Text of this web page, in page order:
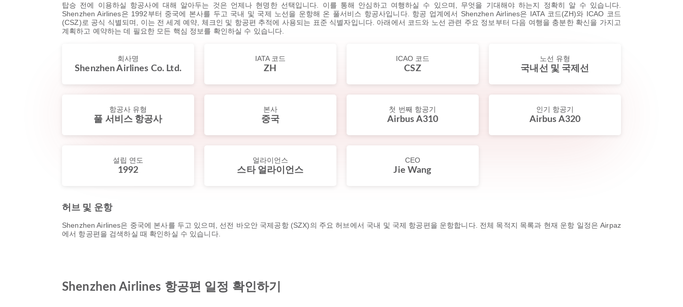
탑승 전에 이용하실 항공사에 대해 알아두는 것은 언제나 현명한 선택입니다. 이를 통해 안심하고 여행하실 수 있으며, 무엇을 기대해야 하는지 정확히 알 수 있습니다.
Shenzhen Airlines은 1992부터 중국에 본사를 두고 국내 및 국제 노선을 운항해 온 풀서비스 항공사입니다. 항공 업계에서 Shenzhen Airlines은 IATA 코드(ZH)와 ICAO 코드
(CSZ)로 공식 식별되며, 이는 전 세계 예약, 체크인 및 항공편 추적에 사용되는 표준 식별자입니다. 아래에서 코드와 노선 관련 주요 정보부터 다음 여행을 충분한 확신을 가지고
계획하고 예약하는 데 필요한 모든 핵심 정보를 확인하실 수 있습니다.
회사명
Shenzhen Airlines Co. Ltd.
IATA 코드
ZH
ICAO 코드
CSZ
노선 유형
국내선 및 국제선
항공사 유형
풀 서비스 항공사
본사
중국
첫 번째 항공기
Airbus A310
인기 항공기
Airbus A320
설립 연도
1992
얼라이언스
스타 얼라이언스
CEO
Jie Wang
허브 및 운항
Shenzhen Airlines은 중국에 본사를 두고 있으며, 선전 바오안 국제공항 (SZX)의 주요 허브에서 국내 및 국제 항공편을 운항합니다. 전체 목적지 목록과 현재 운항 일정은 Airpaz
에서 항공편을 검색하실 때 확인하실 수 있습니다.
Shenzhen Airlines 항공편 일정 확인하기